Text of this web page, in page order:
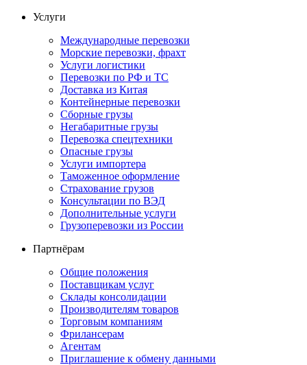
Услуги
Международные перевозки
Морские перевозки, фрахт
Услуги логистики
Перевозки по РФ и ТС
Доставка из Китая
Контейнерные перевозки
Сборные грузы
Негабаритные грузы
Перевозка спецтехники
Опасные грузы
Услуги импортера
Таможенное оформление
Страхование грузов
Консультации по ВЭД
Дополнительные услуги
Грузоперевозки из России
Партнёрам
Общие положения
Поставщикам услуг
Склады консолидации
Производителям товаров
Торговым компаниям
Фрилансерам
Агентам
Приглашение к обмену данными